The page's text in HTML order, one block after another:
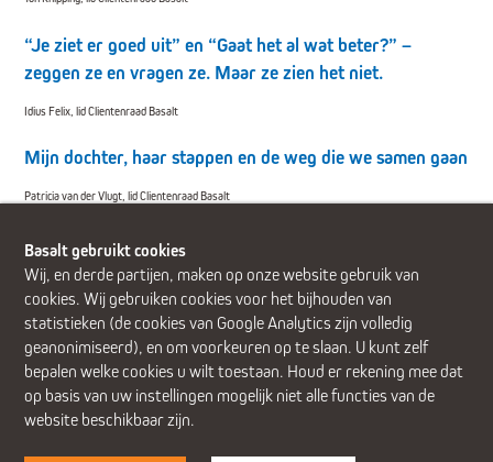
“Je ziet er goed uit” en “Gaat het al wat beter?” –
zeggen ze en vragen ze. Maar ze zien het niet.
Idius Felix, lid Clientenraad Basalt
Mijn dochter, haar stappen en de weg die we samen gaan
Patricia van der Vlugt, lid Clientenraad Basalt
Alphen aan den Rijn (Alrijne Ziekenhuis) Delft
Den Haag
Gouda
Leiden Leiderdorp (Alrijne Ziekenhuis) Zoetermeer
Basalt gebruikt cookies
Wij, en derde partijen, maken op onze website gebruik van
cookies. Wij gebruiken cookies voor het bijhouden van
statistieken (de cookies van Google Analytics zijn volledig
geanonimiseerd), en om voorkeuren op te slaan. U kunt zelf
bepalen welke cookies u wilt toestaan. Houd er rekening mee dat
op basis van uw instellingen mogelijk niet alle functies van de
website beschikbaar zijn.